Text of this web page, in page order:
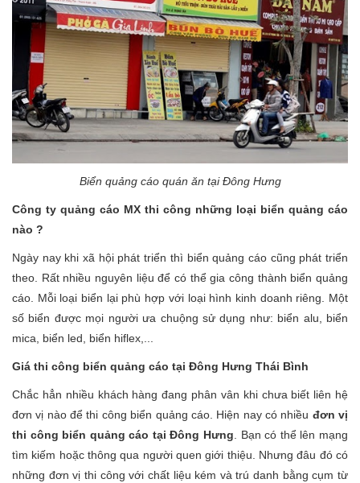
Biển quảng cáo quán ăn tại Đông Hưng
Công ty quảng cáo MX thi công những loại biển quảng cáo
nào ?
Ngày nay khi xã hội phát triển thì biển quảng cáo cũng phát triển
theo. Rất nhiều nguyên liệu để có thể gia công thành biển quảng
cáo. Mỗi loại biển lại phù hợp với loại hình kinh doanh riêng. Một
số biển được mọi người ưa chuộng sử dụng như: biển alu, biển
mica, biển led, biển hiflex,...
Giá thi công biển quảng cáo tại Đông Hưng Thái Bình
Chắc hẳn nhiều khách hàng đang phân vân khi chưa biết liên hệ
đơn vị nào để thi công biển quảng cáo. Hiện nay có nhiều đơn vị
thi công biển quảng cáo tại Đông Hưng. Bạn có thể lên mạng
tìm kiếm hoặc thông qua người quen giới thiệu. Nhưng đâu đó có
những đơn vị thi công với chất liệu kém và trú danh bằng cụm từ